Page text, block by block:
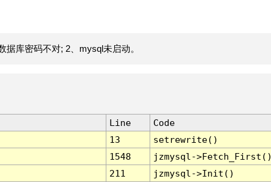
库密码不对; 2、mysql未启动。
Line
Code
13
setrewrite()
1548
jzmysql-
211
jzmysql->Init()